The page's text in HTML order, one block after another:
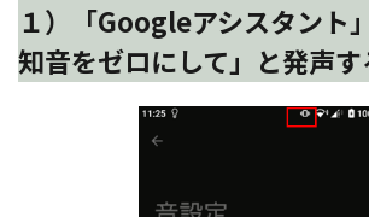
１）「Googleアシスタント
知音をゼロにして」と発声す